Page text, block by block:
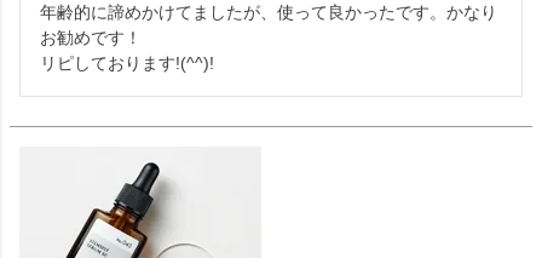
年齢的に諦めかけてましたが、使って良かったです。かなり
お勧めです！
リピしております!(^^)!